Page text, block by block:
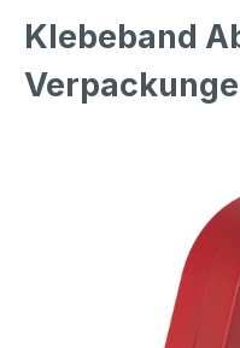
Klebeband